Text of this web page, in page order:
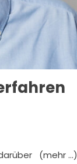
(mehr …)